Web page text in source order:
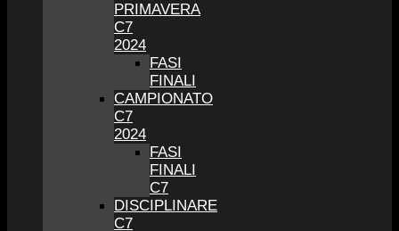
PRIMAVERA
C7
2024
FASI
FINALI
CAMPIONATO
C7
2024
FASI
FINALI
C7
DISCIPLINARE
C7